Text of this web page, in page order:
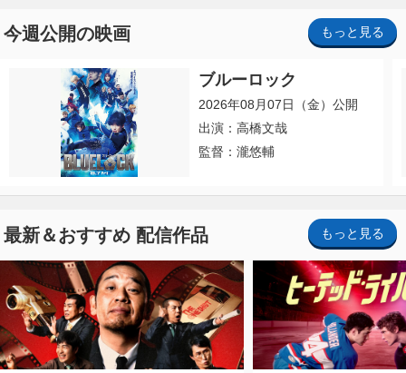
今週公開の映画 もっと見る
ブルーロック
2026年08月07日（金）公開
出演：高橋文哉
監督：瀧悠輔
最新＆おすすめ 配信作品 もっと見る